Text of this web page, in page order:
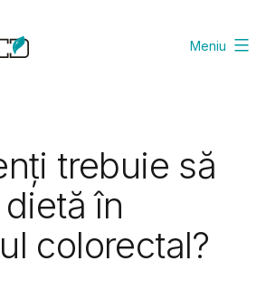
Meniu
trebuie să
în
colorectal?